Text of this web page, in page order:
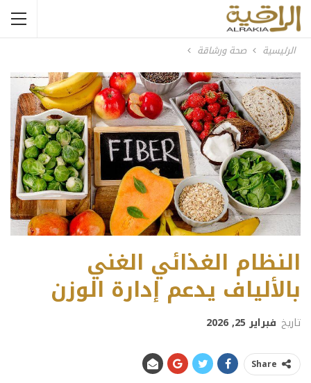
الرئيسية صحة ورشاقة
النظام الغذائي الغني
بالألياف يدعم إدارة الوزن
تاريخ فبراير 25, 2026
Share